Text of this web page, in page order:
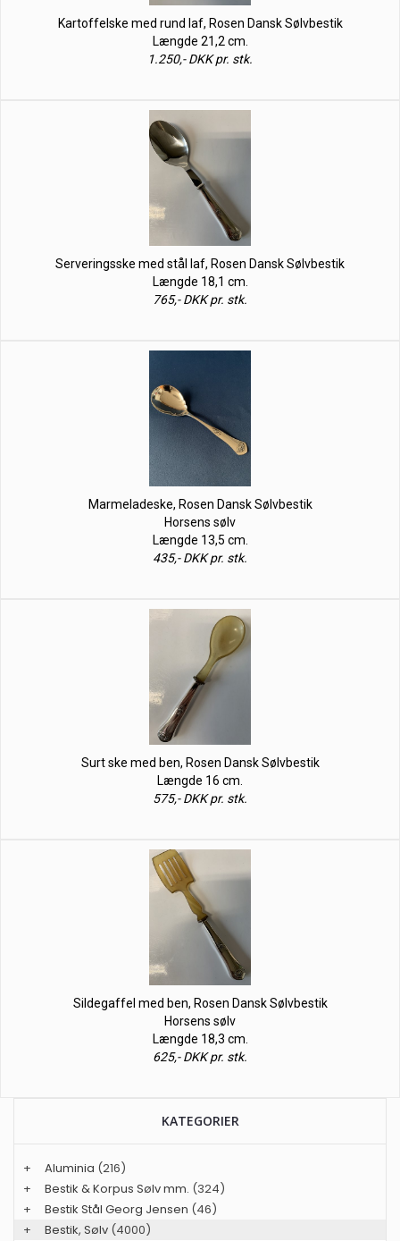
Kartoffelske med rund laf, Rosen Dansk Sølvbestik
Længde 21,2 cm.
1.250,- DKK pr. stk.
Serveringsske med stål laf, Rosen Dansk Sølvbestik
Længde 18,1 cm.
765,- DKK pr. stk.
Marmeladeske, Rosen Dansk Sølvbestik
Horsens sølv
Længde 13,5 cm.
435,- DKK pr. stk.
Surt ske med ben, Rosen Dansk Sølvbestik
Længde 16 cm.
575,- DKK pr. stk.
Sildegaffel med ben, Rosen Dansk Sølvbestik
Horsens sølv
Længde 18,3 cm.
625,- DKK pr. stk.
KATEGORIER
+ Aluminia (216)
+
Bestik & Korpus Sølv mm. (324)
+
Bestik Stål Georg Jensen (46)
+
Bestik, Sølv (4000)